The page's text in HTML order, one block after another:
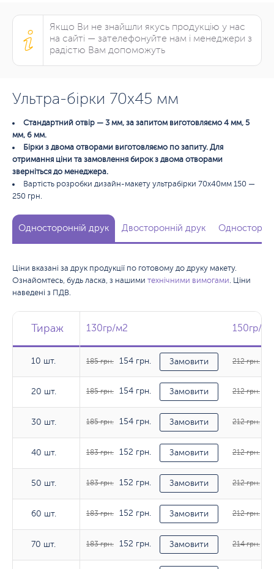
Якщо Ви не знайшли якусь продукцію у нас
на сайті — зателефонуйте нам і менеджери з
радістю Вам допоможуть
Ультра-бірки 70х45 мм
Стандартний отвір — 3 мм, за запитом виготовляємо 4 мм, 5
мм, 6 мм.
Бірки з двома отворами виготовляємо по запиту. Для
отримання ціни та замовлення бирок з двома отворами
зверніться до менеджера.
Вартість розробки дизайн-макету ультрабірки 70х40мм 150 —
250 грн.
Односторонній друк Двосторонній друк
Ціни вказані за друк продукції по готовому до друку макету.
Ознайомтесь, будь ласка, з нашими технічними вимогами. Ціни
наведені з ПДВ.
Тираж
10 шт.
20 шт.
30 шт.
40 шт.
50 шт.
60 шт.
70 шт.
Тираж 130гр/м2 150гр/м2
Тираж 130гр/м2 150гр/м2
10 шт. 185 грн. 154 грн. Замовити 212 грн.
20 шт. 185 грн. 154 грн. Замовити 212 грн.
30 шт. 185 грн. 154 грн. Замовити 212 грн.
40 шт. 183 грн. 152 грн. Замовити 212 грн.
50 шт. 183 грн. 152 грн. Замовити 212 грн.
60 шт. 183 грн. 152 грн. Замовити 212 грн.
70 шт. 183 грн. 152 грн. Замовити 214 грн.